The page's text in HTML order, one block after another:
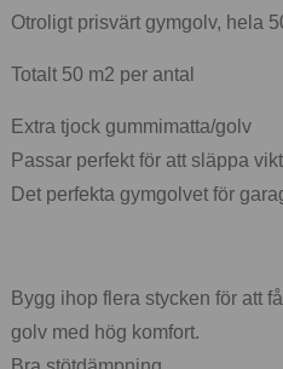
Otroligt prisvärt gymgolv, hela
Totalt 50 m2 per antal
Extra tjock gummimatta/golv
Passar perfekt för att släppa
Det perfekta gymgolvet för
Bygg ihop flera stycken för att
golv med hög komfort.